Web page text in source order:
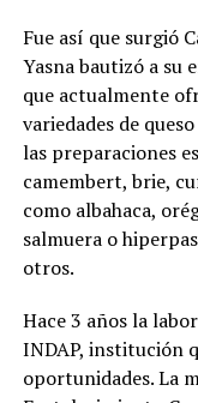
Fue así que surgió
Yasna bautizó a su
que actualmente
variedades de
las preparaciones
camembert, brie,
como albahaca,
salmuera o
otros.
Hace 3 años la
INDAP, institución
oportunidades. La